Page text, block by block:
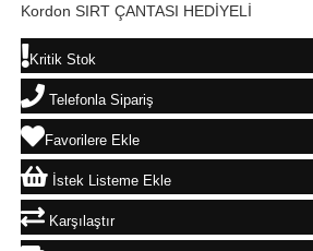
Kordon SIRT ÇANTASI HEDİYELİ
Kritik Stok
Telefonla Sipariş
Favorilere Ekle
İstek Listeme Ekle
Karşılaştır